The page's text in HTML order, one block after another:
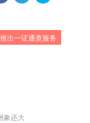
出一证通查服务
象还大